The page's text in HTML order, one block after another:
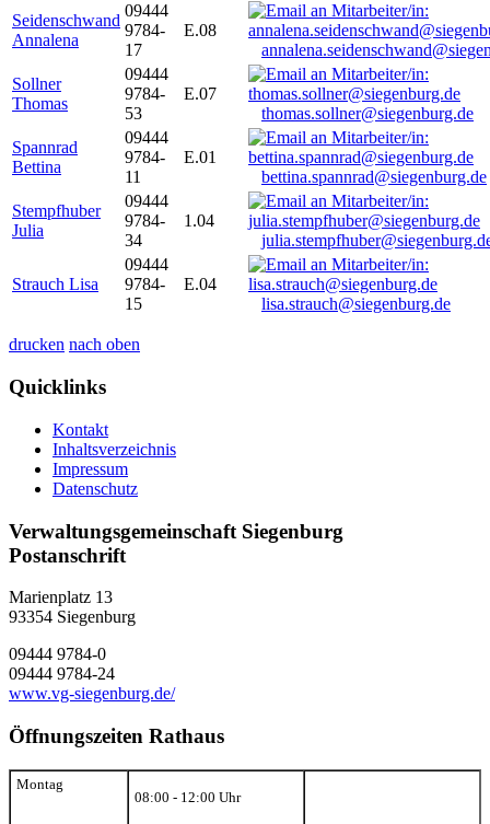
Seidenschwand
Annalena
09444
9784-
17
E.08
Sollner
Thomas
09444
9784-
53
E.07
thomas.sollner@siegenburg.de
Spannrad
Bettina
09444
9784-
11
E.01
bettina.spannrad@siegenburg.de
Stempfhuber
Julia
09444
9784-
34
1.04
Strauch Lisa
09444
9784-
15
E.04
lisa.strauch@siegenburg.de
drucken nach oben
Quicklinks
Kontakt
Inhaltsverzeichnis
Impressum
Datenschutz
Verwaltungsgemeinschaft Siegenburg
Postanschrift
Marienplatz 13
93354 Siegenburg
09444 9784-0
09444 9784-24
www.vg-siegenburg.de/
Öffnungszeiten Rathaus
Montag
08:00 - 12:00 Uhr